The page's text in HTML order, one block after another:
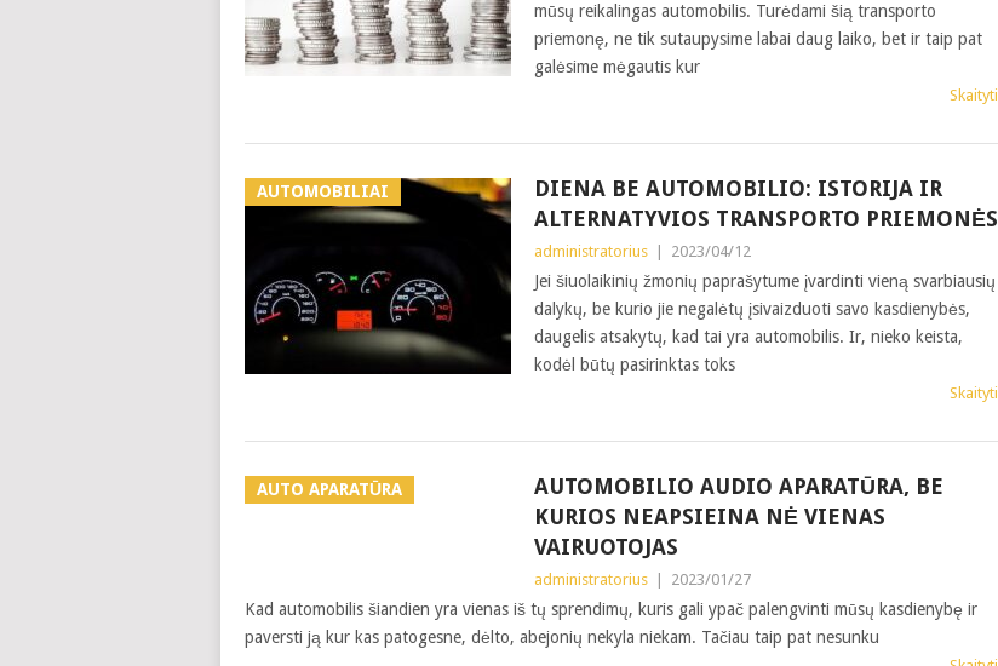
mūsų reikalingas automobilis. Turėdami šią transporto
priemonę, ne tik sutaupysime labai daug laiko, bet ir taip pat
galėsime mėgautis kur
Skaityti
AUTOMOBILIAI
DIENA BE AUTOMOBILIO: ISTORIJA IR
ALTERNATYVIOS TRANSPORTO PRIEMONĖS
administratorius 2023/04/12
Jei šiuolaikinių žmonių paprašytume įvardinti vieną svarbiausių
dalykų, be kurio jie negalėtų įsivaizduoti savo kasdienybės,
daugelis atsakytų, kad tai yra automobilis. Ir, nieko keista,
kodėl būtų pasirinktas toks
Skaityti
AUTO APARATŪRA
AUTOMOBILIO AUDIO APARATŪRA, BE
KURIOS NEAPSIEINA NĖ VIENAS
VAIRUOTOJAS
administratorius 2023/01/27
Kad automobilis šiandien yra vienas iš tų sprendimų, kuris gali ypač palengvinti mūsų kasdienybę ir
paversti ją kur kas patogesne, dėlto, abejonių nekyla niekam. Tačiau taip pat nesunku